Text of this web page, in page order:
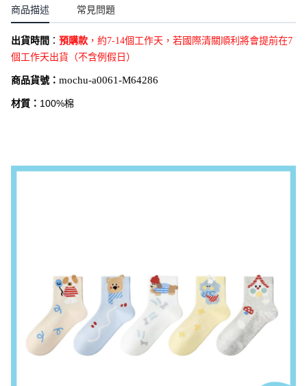
商品描述 常見問題
出貨時間 ： 預購款 ，約7-14個工作天，若國際清關順利將會提前在7
個工作天出貨（不含例假日）
商品貨號： mochu-a0061-M64286
材質： 100%棉